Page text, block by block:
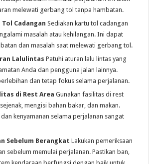
melewati gerbang tol tanpa hambatan.
Cadangan Sediakan kartu tol cadangan
masalah atau kehilangan. Ini dapat
dan masalah saat melewati gerbang tol.
Lalulintas Patuhi aturan lalu lintas yang
Anda dan pengguna jalan lainnya.
dan tetap fokus selama perjalanan.
di Rest Area Gunakan fasilitas di rest
mengisi bahan bakar, dan makan.
kenyamanan selama perjalanan sangat
Sebelum Berangkat Lakukan pemeriksaan
sebelum memulai perjalanan. Pastikan ban,